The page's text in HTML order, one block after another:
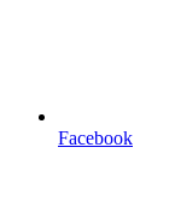
Facebook